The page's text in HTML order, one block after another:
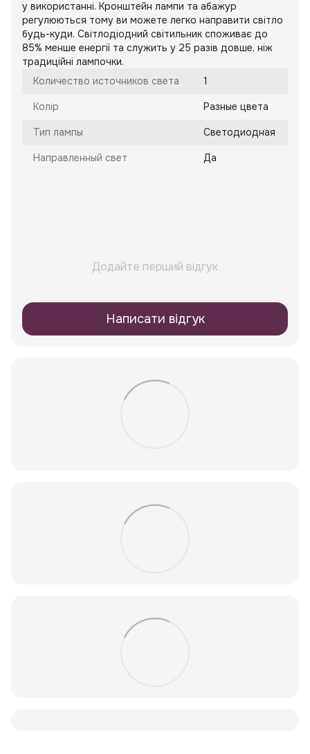
у використанні. Кронштейн лампи та абажур
регулюються тому ви можете легко направити світло
будь-куди. Світлодіодний світильник споживає до
85% менше енергії та служить у 25 разів довше, ніж
традиційні лампочки.
Количество источников света
1
Колір Разные цвета
Тип лампы Светодиодная
Направленный свет Да
Додайте перший відгук
Написати відгук